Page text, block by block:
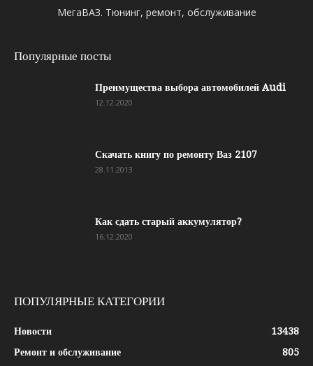
МегаВАЗ. Тюнинг, ремонт, обслуживание
Популярные посты
Преимущества выбора автомобилей Audi
12.12.2020
Скачать книгу по ремонту Ваз 2107
28.11.2013
Как сдать старый аккумулятор?
16.12.2020
ПОПУЛЯРНЫЕ КАТЕГОРИИ
Новости
13438
Ремонт и обслуживание
805